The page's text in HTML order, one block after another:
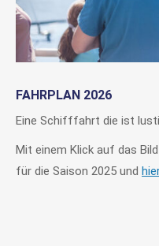
FAHRPLAN 2026
Eine Schifffahrt die ist
Mit einem Klick auf das
für die Saison 2025 und